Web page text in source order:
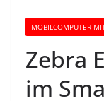
MOBILCOMPUTER
Zebra
im